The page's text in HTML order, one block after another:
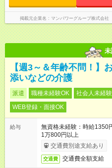
掲載元企業名 マンパワーグループ株式会
【週3～＆年齢不問！】
添いなどの介護
派遣 職種未経験OK 社会人未経
WEB登録・面接OK
給与
無資格未経験：時給
1万800円以上
交通費別途支給あり
交通費 交通費全額支給